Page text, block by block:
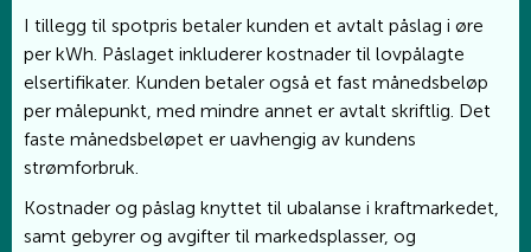
I tillegg til spotpris betaler kunden et avtalt påslag i øre
per kWh. Påslaget inkluderer kostnader til lovpålagte
elsertifikater. Kunden betaler også et fast månedsbeløp
per målepunkt, med mindre annet er avtalt skriftlig. Det
faste månedsbeløpet er uavhengig av kundens
strømforbruk.
Kostnader og påslag knyttet til ubalanse i kraftmarkedet,
samt gebyrer og avgifter til markedsplasser, og